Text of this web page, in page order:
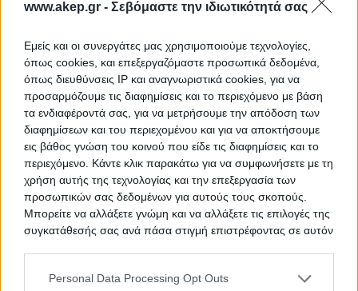
www.akep.gr - Σεβόμαστε την ιδιωτικότητά σας
Εμείς και οι συνεργάτες μας χρησιμοποιούμε τεχνολογίες,
όπως cookies, και επεξεργαζόμαστε προσωπικά δεδομένα,
όπως διευθύνσεις IP και αναγνωριστικά cookies, για να
προσαρμόζουμε τις διαφημίσεις και το περιεχόμενο με βάση
τα ενδιαφέροντά σας, για να μετρήσουμε την απόδοση των
διαφημίσεων και του περιεχομένου και για να αποκτήσουμε
εις βάθος γνώση του κοινού που είδε τις διαφημίσεις και το
περιεχόμενο. Κάντε κλικ παρακάτω για να συμφωνήσετε με τη
χρήση αυτής της τεχνολογίας και την επεξεργασία των
προσωπικών σας δεδομένων για αυτούς τους σκοπούς.
Μπορείτε να αλλάξετε γνώμη και να αλλάξετε τις επιλογές της
συγκατάθεσής σας ανά πάσα στιγμή επιστρέφοντας σε αυτόν
Please note that this website/app uses one or more Google
Personal Data Processing Opt Outs
ΤΙΤΛΟΣ
Προμήθεια μίας (1) συσκευής
προσομοίωσης ανατροπής/
ατυχημάτων και ζώνης»
ΤΙΤΛΟΣ Προμήθεια αδειών τηλεδιάσκεψης
ΤΙΤΛΟΣ
ΔΙΑΚΗΡΥΞΗ ΓΙΑ «ΔΙΚΤΥΟ
(ΣΥΜΠΡΑΞΗ) ΚΟΙΝΩΝΙΚΗΣ
ΚΑΙΝΟΤΟΜΙΑΣ…ΔΙΑΔΗΜΟΤΙΚΟ